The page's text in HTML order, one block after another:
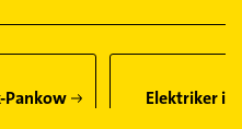
Pankow Elektriker in